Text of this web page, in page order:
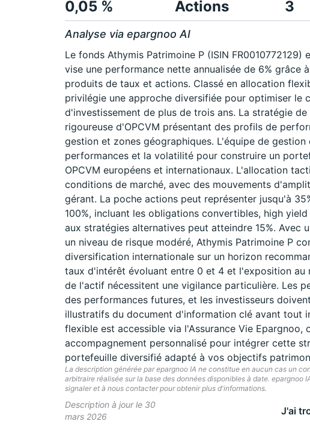
0,05 % Actions 3
Analyse via epargnoo AI
Le fonds Athymis Patrimoine P (ISIN
vise une performance nette annualisée de 6% grâce
produits de taux et actions. Classé en allocation
privilégie une approche diversifiée pour optimiser le
d'investissement de plus de trois ans. La stratégie
rigoureuse d'OPCVM présentant des profils de
gestion et zones géographiques. L'équipe de
performances et la volatilité pour construire un
OPCVM européens et internationaux. L'allocation
conditions de marché, avec des mouvements
gérant. La poche actions peut représenter jusqu'à
100%, incluant les obligations convertibles, high
aux stratégies alternatives peut atteindre 15%. Avec
un niveau de risque modéré, Athymis Patrimoine P
diversification internationale sur un horizon
taux d'intérêt évoluant entre 0 et 4 et l'exposition au
de l'actif nécessitent une vigilance particulière. Les
des performances futures, et les investisseurs
illustratifs du document d'information clé avant tout
flexible est accessible via l'Assurance Vie
accompagnement personnalisé pour intégrer cette
portefeuille diversifié adapté à vos objectifs
La description générée par epargnoo IA ne constitue en aucun cas un
arbitraire réalisée sur la base des données disponibles à date. epargnoo
signaler et à nous contacter pour obtenir plus d'informations.
Description à jour le 30
mars 2026
J'ai